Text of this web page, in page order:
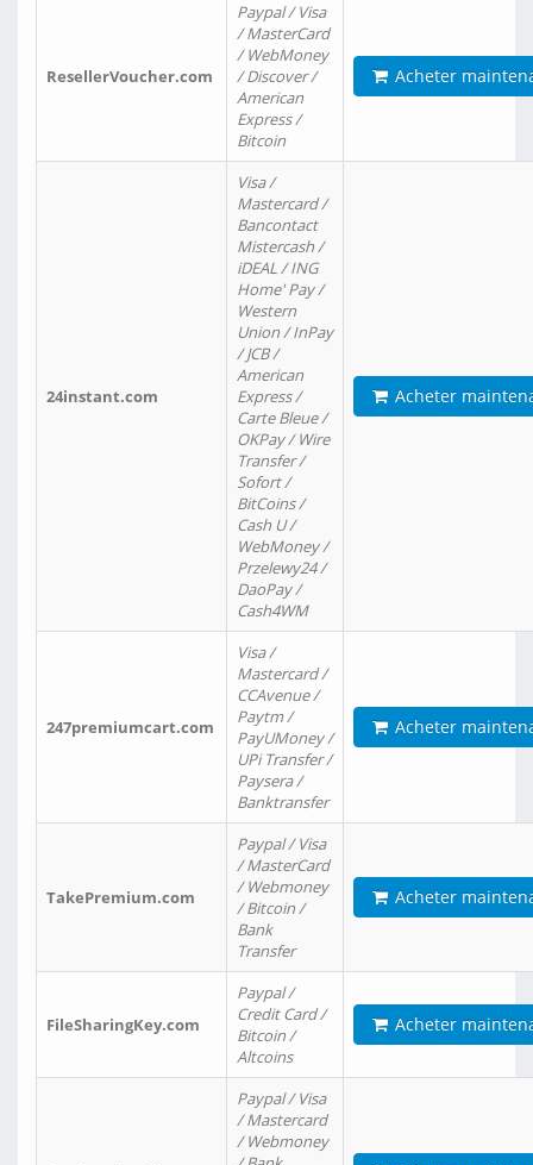
ResellerVoucher.com
Paypal / Visa
/ MasterCard
/ WebMoney
/ Discover /
American
Express /
Bitcoin
Acheter
24instant.com
Visa /
Mastercard /
Bancontact
Mistercash /
iDEAL / ING
Home' Pay /
Western
Union / InPay
/ JCB /
American
Express /
Carte Bleue /
OKPay / Wire
Transfer /
Sofort /
BitCoins /
Cash U /
WebMoney /
Przelewy24 /
DaoPay /
Cash4WM
Acheter
247premiumcart.com
Visa /
Mastercard /
CCAvenue /
Paytm /
PayUMoney /
UPi Transfer /
Paysera /
Banktransfer
Acheter
TakePremium.com
Paypal / Visa
/ MasterCard
/ Webmoney
/ Bitcoin /
Bank
Transfer
Acheter
FileSharingKey.com
Paypal /
Credit Card /
Bitcoin /
Altcoins
Acheter
Paypal / Visa
/ Mastercard
/ Webmoney